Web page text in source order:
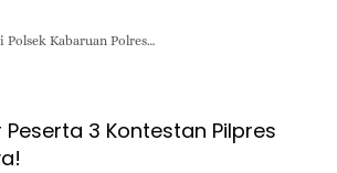
Polsek Kabaruan Polres…
Peserta 3 Kontestan Pilpres